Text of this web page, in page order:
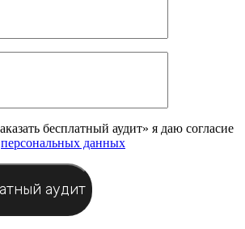
бесплатный аудит» я даю согласие
персональных данных